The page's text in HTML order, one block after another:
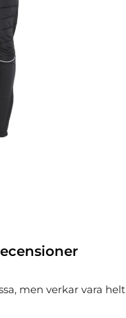
men verkar vara helt